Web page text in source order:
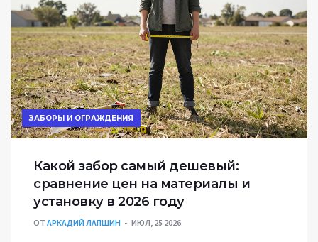
ЗАБОРЫ И ОГРАЖДЕНИЯ
Какой забор самый дешевый:
сравнение цен на материалы и
установку в 2026 году
ОТ АРКАДИЙ ЛАПШИН ИЮЛ, 25 2026